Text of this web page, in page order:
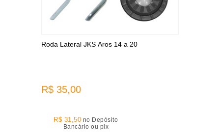
Roda Lateral JKS Aros 14 a 20
R$ 35,00
R$ 31,50 no Depósito
Bancário ou pix